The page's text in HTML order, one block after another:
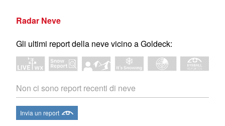
Radar Neve
Gli ultimi report della neve vicino a Goldeck:
Non ci sono report recenti di neve
Invia un report